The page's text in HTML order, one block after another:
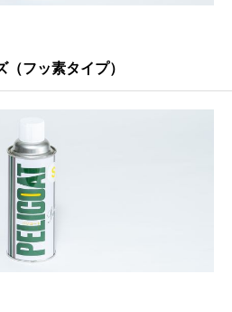
フッ素タイプ）